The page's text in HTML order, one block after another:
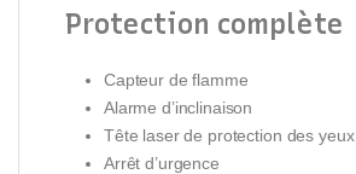
Protection complète
Capteur de flamme
Alarme d’inclinaison
Tête laser de protection des yeux
Arrêt d’urgence